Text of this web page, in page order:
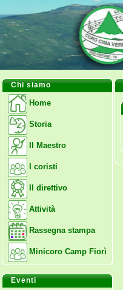
Chi siamo
Home
Storia
Il Maestro
I coristi
Il direttivo
Attività
Rassegna stampa
Minicoro Camp Fiorì
Eventi